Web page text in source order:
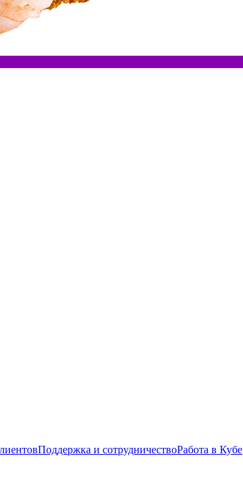
Поддержка и сотрудничествоРабота в Кубе